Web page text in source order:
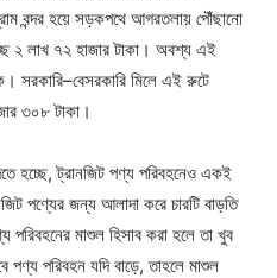
বন্দর হয়ে সড়কপথে আগরতলায় পৌঁছানো
২ লাখ ৭২ হাজার টাকা। অবশ্য এই
সরকারি–বেসরকারি মিলে এই রুটে
৩০৮ টাকা।
হচ্ছে, ট্রানজিট পণ্য পরিবহনেও একই
পণ্যের জন্য আলাদা করে চারটি বাড়তি
মাশুল হিসাব করা হলে তা খুব
পণ্য পরিবহন যদি বাড়ে, তাহলে মাশুল